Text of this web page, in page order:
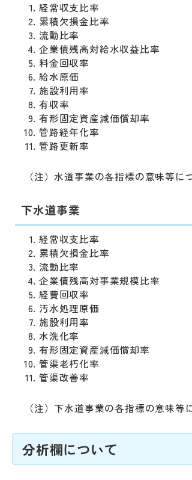
経常収支比率
累積欠損金比率
流動比率
企業債残高対給水収益比率
料金回収率
給水原価
施設利用率
有収率
有形固定資産減価償却率
管路経年化率
管路更新率
（注）水道事業の各指標の意味等に
下水道事業
経常収支比率
累積欠損金比率
流動比率
企業債残高対事業規模比率
経費回収率
汚水処理原価
施設利用率
水洗化率
有形固定資産減価償却率
管渠老朽化率
管渠改善率
（注）下水道事業の各指標の意味等
分析欄について